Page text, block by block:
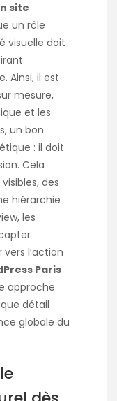
site
un rôle
visuelle doit
Ainsi, il est
mesure,
et les
un bon
: il doit
Cela
des
hiérarchie
les
l’action
Paris
approche
détail
globale du